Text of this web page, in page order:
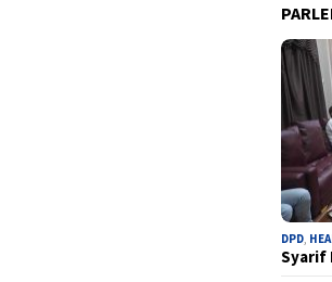
DPD,
Syarif